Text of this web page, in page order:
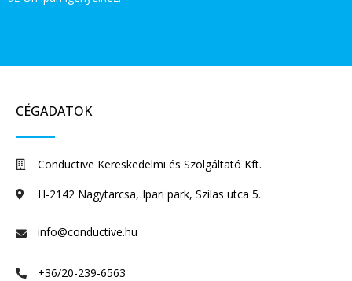
CÉGADATOK
Conductive Kereskedelmi és Szolgáltató Kft.
H-2142 Nagytarcsa, Ipari park, Szilas utca 5.
info@conductive.hu
+36/20-239-6563